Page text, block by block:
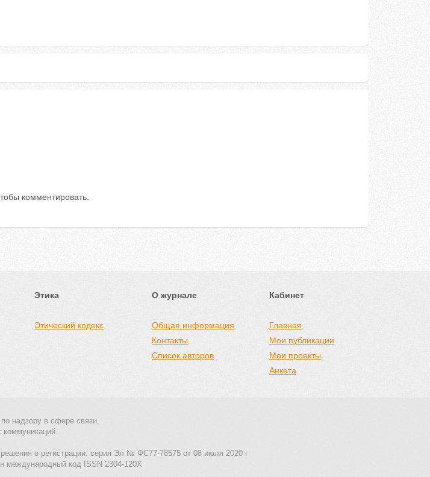
комментировать.
Этика
Этический кодекс
О журнале
Общая информация
Контакты
Список авторов
Кабинет
Главная
Мои публикации
Мои проекты
Анкета
надзору в сфере связи,
решения о регистрации: серия Эл № ФС77-78575 от 08 июля 2020 г
международный код ISSN 2304-120X